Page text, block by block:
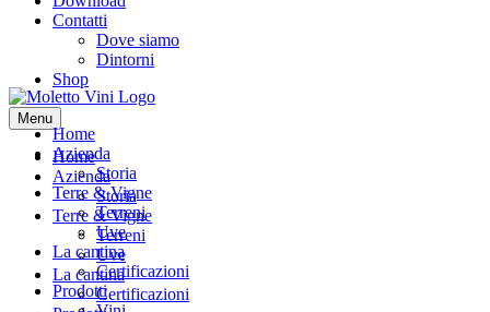
Contatti
Dove siamo
Dintorni
Shop
Menu
Home
Azienda
Storia
Terre & Vigne
Terreni
Uve
La cantina
Certificazioni
Home
Azienda
Storia
Terre & Vigne
Terreni
Uve
La cantina
Certificazioni
Prodotti